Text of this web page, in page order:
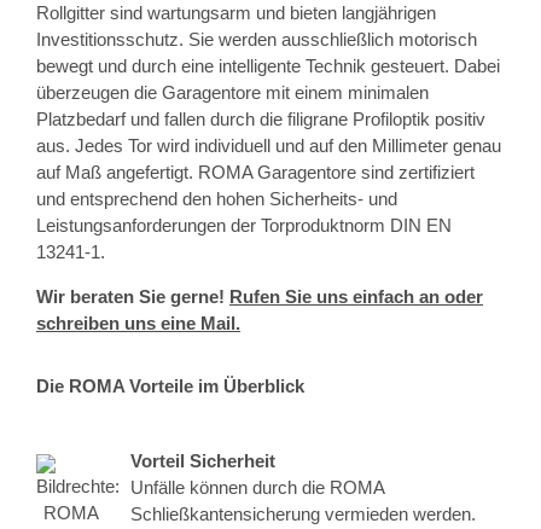
Rollgitter sind wartungsarm und bieten langjährigen
Investitionsschutz. Sie werden ausschließlich motorisch
bewegt und durch eine intelligente Technik gesteuert. Dabei
überzeugen die Garagentore mit einem minimalen
Platzbedarf und fallen durch die filigrane Profiloptik positiv
aus. Jedes Tor wird individuell und auf den Millimeter genau
auf Maß angefertigt. ROMA Garagentore sind zertifiziert
und entsprechend den hohen Sicherheits- und
Leistungsanforderungen der Torproduktnorm DIN EN
13241-1.
Wir beraten Sie gerne! Rufen Sie uns einfach an oder
schreiben uns eine Mail.
Die ROMA Vorteile im Überblick
Vorteil Sicherheit
Unfälle können durch die ROMA
Schließkantensicherung vermieden werden.